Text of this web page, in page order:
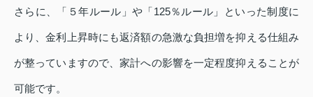
さらに、「５年ルール」や「125％ルール」といった制度に
より、金利上昇時にも返済額の急激な負担増を抑える仕組み
が整っていますので、家計への影響を一定程度抑えることが
可能です。